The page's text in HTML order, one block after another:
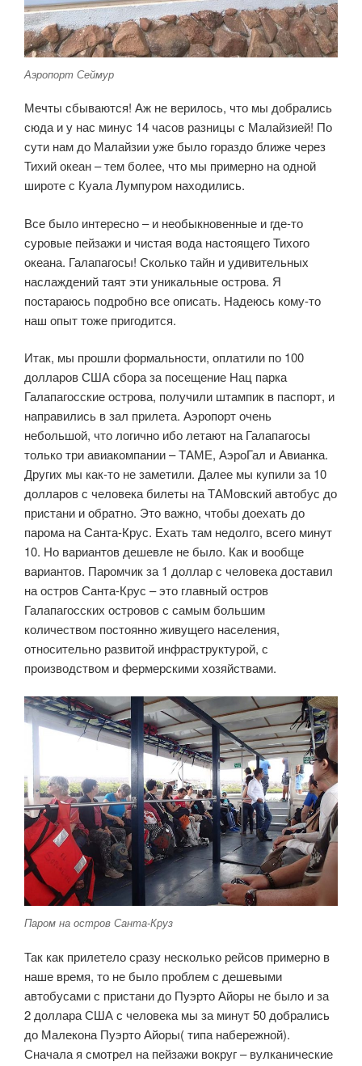
Аэропорт Сеймур
Мечты сбываются! Аж не верилось, что мы добрались
сюда и у нас минус 14 часов разницы с Малайзией! По
сути нам до Малайзии уже было гораздо ближе через
Тихий океан – тем более, что мы примерно на одной
широте с Куала Лумпуром находились.
Все было интересно – и необыкновенные и где-то
суровые пейзажи и чистая вода настоящего Тихого
океана. Галапагосы! Сколько тайн и удивительных
наслаждений таят эти уникальные острова. Я
постараюсь подробно все описать. Надеюсь кому-то
наш опыт тоже пригодится.
Итак, мы прошли формальности, оплатили по 100
долларов США сбора за посещение Нац парка
Галапагосские острова, получили штампик в паспорт, и
направились в зал прилета. Аэропорт очень
небольшой, что логично ибо летают на Галапагосы
только три авиакомпании – ТАМЕ, АэроГал и Авианка.
Других мы как-то не заметили. Далее мы купили за 10
долларов с человека билеты на ТАМовский автобус до
пристани и обратно. Это важно, чтобы доехать до
парома на Санта-Крус. Ехать там недолго, всего минут
10. Но вариантов дешевле не было. Как и вообще
вариантов. Паромчик за 1 доллар с человека доставил
на остров Санта-Крус – это главный остров
Галапагосских островов с самым большим
количеством постоянно живущего населения,
относительно развитой инфраструктурой, с
производством и фермерскими хозяйствами.
Паром на остров Санта-Круз
Так как прилетело сразу несколько рейсов примерно в
наше время, то не было проблем с дешевыми
автобусами с пристани до Пуэрто Айоры не было и за
2 доллара США с человека мы за минут 50 добрались
до Малекона Пуэрто Айоры( типа набережной).
Сначала я смотрел на пейзажи вокруг – вулканические